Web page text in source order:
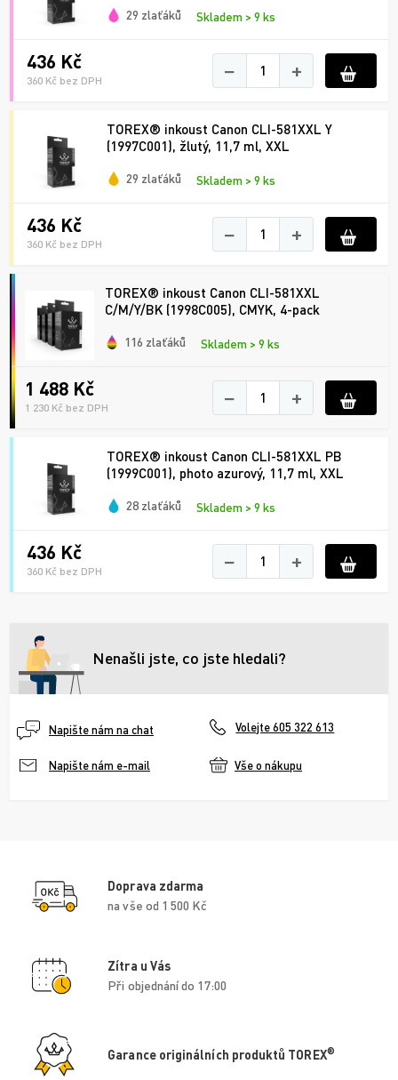
29 zlaťáků Skladem > 9 ks
436 Kč
360 Kč bez DPH − +
TOREX® inkoust Canon CLI-581XXL Y
(1997C001), žlutý, 11,7 ml, XXL
29 zlaťáků Skladem > 9 ks
436 Kč
360 Kč bez DPH − +
TOREX® inkoust Canon CLI-581XXL
C/M/Y/BK (1998C005), CMYK, 4-pack
116 zlaťáků Skladem > 9 ks
1 488 Kč
1 230 Kč bez DPH − +
TOREX® inkoust Canon CLI-581XXL PB
(1999C001), photo azurový, 11,7 ml, XXL
28 zlaťáků Skladem > 9 ks
436 Kč
360 Kč bez DPH − +
Nenašli jste, co jste hledali?
Napište nám na chat Volejte 605 322 613
Napište nám e-mail Vše o nákupu
Doprava zdarma
na vše od 1 500 Kč
Zítra u Vás
Při objednání do 17:00
Garance originálních produktů TOREX®